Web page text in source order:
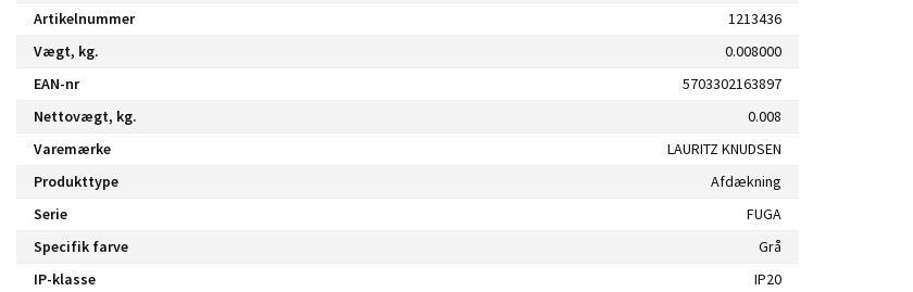
Artikelnummer
1213436
Vægt, kg.
0.008000
EAN-nr
5703302163897
Nettovægt, kg.
0.008
Varemærke
LAURITZ KNUDSEN
Produkttype
Afdækning
Serie
FUGA
Specifik farve
Grå
IP-klasse
IP20